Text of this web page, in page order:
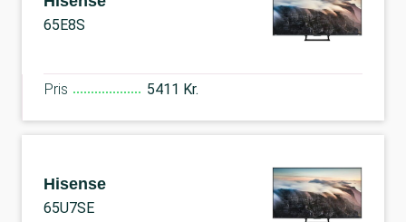
65E8S
Pris 5411 Kr.
Hisense
65U7SE